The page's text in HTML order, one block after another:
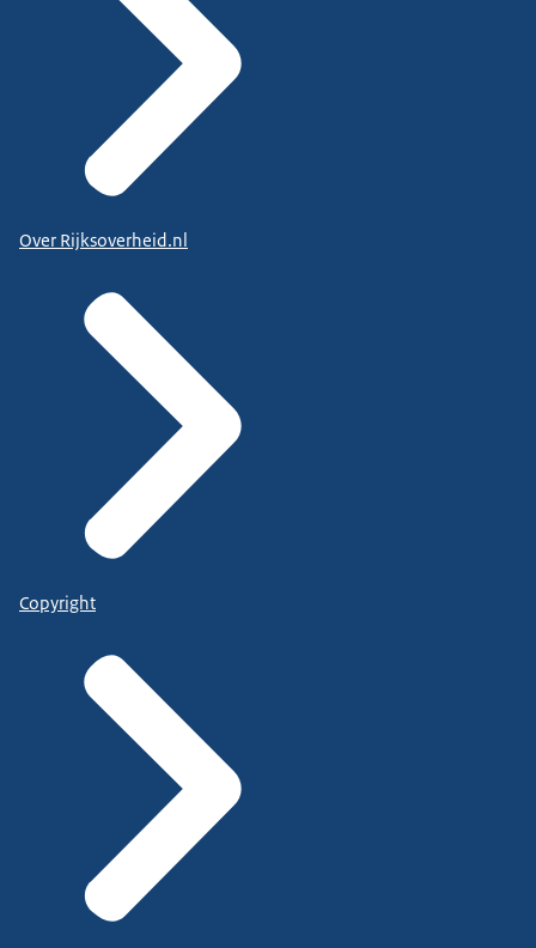
Over Rijksoverheid.nl
Copyright